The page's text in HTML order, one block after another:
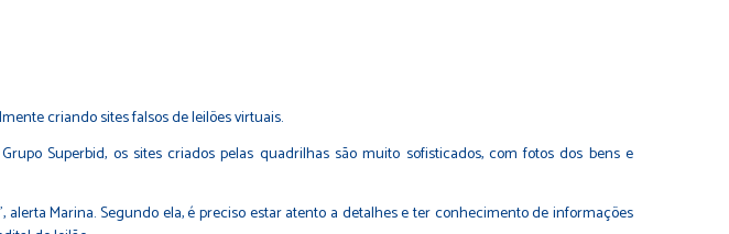
criando sites falsos de leilões virtuais.
Superbid, os sites criados pelas quadrilhas são muito sofisticados, com fotos dos bens e
Marina. Segundo ela, é preciso estar atento a detalhes e ter conhecimento de informações